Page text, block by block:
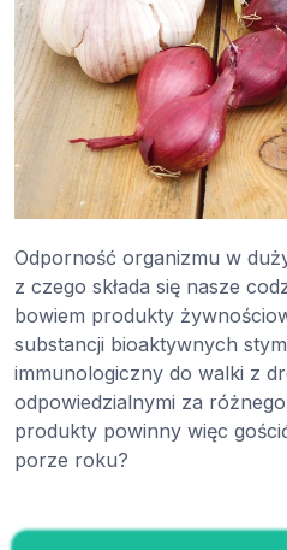
Odporność organizmu w
z czego składa się nasze
bowiem produkty
substancji bioaktywnych
immunologiczny do walki z
odpowiedzialnymi za
produkty powinny więc
porze roku?